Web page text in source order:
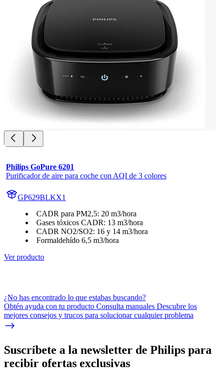
Philips GoPure 6201
Purificador de aire para coche con AQI de 3 colores
GP629BLKX1
CADR para PM2,5: 20 m3/hora
Gases tóxicos CADR: 13 m3/hora
CADR NO2/SO2: 16 y 14 m3/hora
Formaldehído 6,5 m3/hora
Ver producto
¿No has encontrado lo que estabas buscando?
Obtén ayuda con tu producto Consulta manuales Descubre los
mejores consejos y trucos para solucionar cualquier problema
Suscríbete a la newsletter de Philips para
recibir ofertas exclusivas